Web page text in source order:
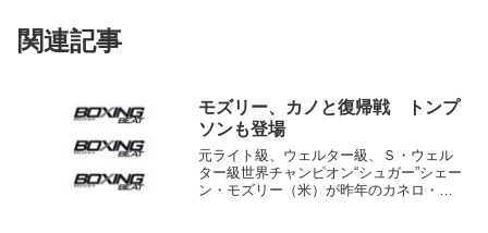
関連記事
モズリー、カノと復帰戦 トンプ
ソンも登場
元ライト級、ウェルター級、Ｓ・ウェル
ター級世界チャンピオン“シュガー”シェー
ン・モズリー（米）が昨年のカネロ・ア